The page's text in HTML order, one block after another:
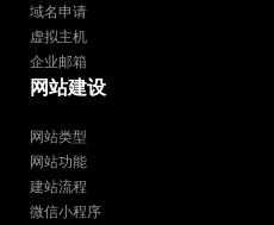
域名申请
虚拟主机
企业邮箱
网站建设
网站类型
网站功能
建站流程
微信小程序